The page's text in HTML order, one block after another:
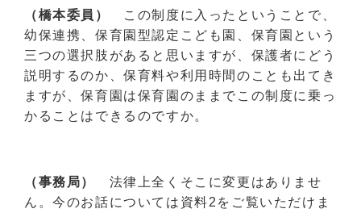
（橋本委員）
この制度に入ったということで、
幼保連携、保育園型認定こども園、保育園という
三つの選択肢があると思いますが、保護者にどう
説明するのか、保育料や利用時間のことも出てき
ますが、保育園は保育園のままでこの制度に乗っ
かることはできるのですか。
（事務局）
法律上全くそこに変更はありませ
ん。今のお話については資料2をご覧いただけま